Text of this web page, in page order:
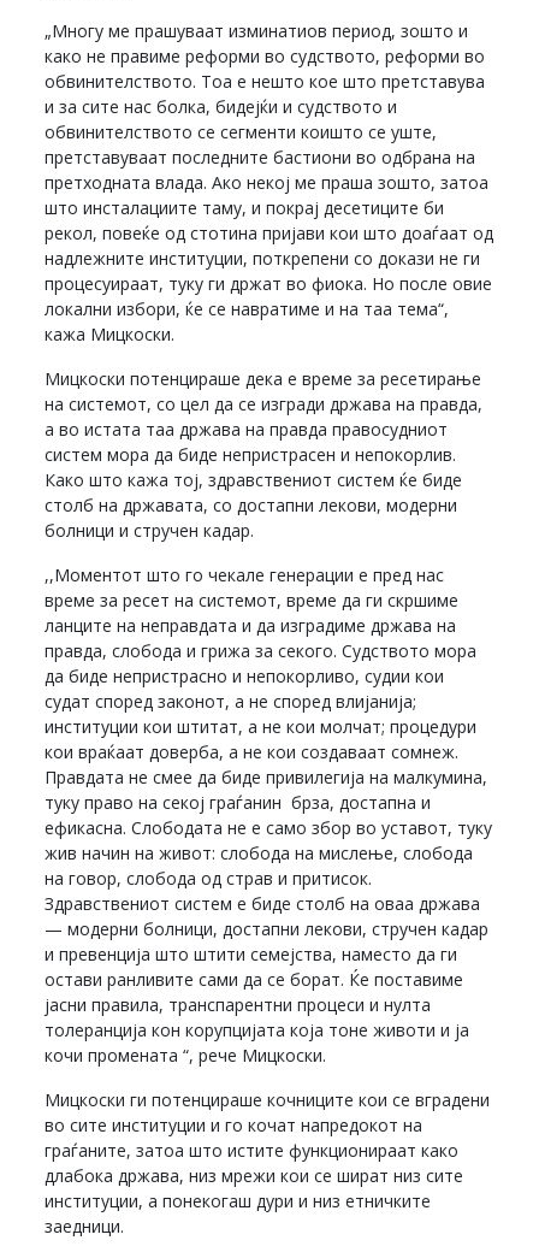
„Многу ме прашуваат изминатиов период, зошто и
како не правиме реформи во судството, реформи во
обвинителството. Тоа е нешто кое што претставува
и за сите нас болка, бидејќи и судството и
обвинителството се сегменти коишто се уште,
претставуваат последните бастиони во одбрана на
претходната влада. Ако некој ме праша зошто, затоа
што инсталациите таму, и покрај десетиците би
рекол, повеќе од стотина пријави кои што доаѓаат од
надлежните институции, поткрепени со докази не ги
процесуираат, туку ги држат во фиока. Но после овие
локални избори, ќе се навратиме и на таа тема“,
кажа Мицкоски.
Мицкоски потенцираше дека е време за ресетирање
на системот, со цел да се изгради држава на правда,
а во истата таа држава на правда правосудниот
систем мора да биде непристрасен и непокорлив.
Како што кажа тој, здравствениот систем ќе биде
столб на државата, со достапни лекови, модерни
болници и стручен кадар.
,,Моментот што го чекале генерации е пред нас
време за ресет на системот, време да ги скршиме
ланците на неправдата и да изградиме држава на
правда, слобода и грижа за секого. Судството мора
да биде непристрасно и непокорливо, судии кои
судат според законот, а не според влијанија;
институции кои штитат, а не кои молчат; процедури
кои враќаат доверба, а не кои создаваат сомнеж.
Правдата не смее да биде привилегија на малкумина,
туку право на секој граѓанин брза, достапна и
ефикасна. Слободата не е само збор во уставот, туку
жив начин на живот: слобода на мислење, слобода
на говор, слобода од страв и притисок.
Здравствениот систем е биде столб на оваа држава
— модерни болници, достапни лекови, стручен кадар
и превенција што штити семејства, наместо да ги
остави ранливите сами да се борат. Ќе поставиме
јасни правила, транспарентни процеси и нулта
толеранција кон корупцијата која тоне животи и ја
кочи промената “, рече Мицкоски.
Мицкоски ги потенцираше кочниците кои се вградени
во сите институции и го кочат напредокот на
граѓаните, затоа што истите функционираат како
длабока држава, низ мрежи кои се шират низ сите
институции, а понекогаш дури и низ етничките
заедници.